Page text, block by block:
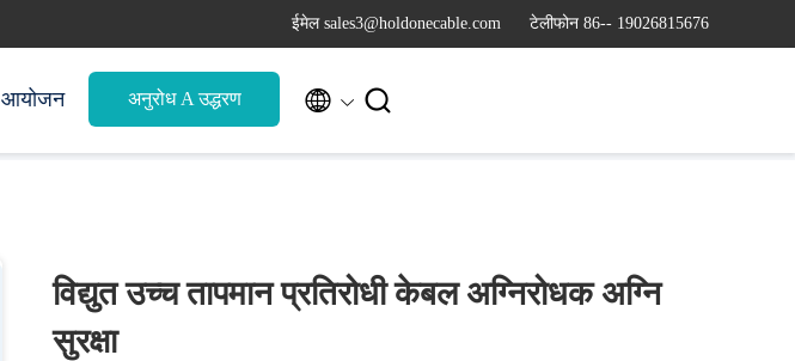
ईमेल sales3@holdonecable.com टेलीफोन 86-- 19026815676
आयोजन अनुरोध A उद्धरण  
विद्युत उच्च तापमान प्रतिरोधी केबल अग्निरोधक अग्नि
सुरक्षा